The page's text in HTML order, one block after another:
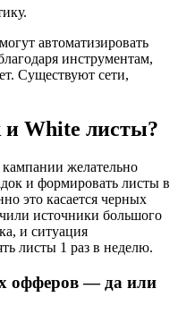
автоматизировать
инструментам,
Существуют сети,
и White листы?
желательно
и формировать листы в
это касается черных
источники большого
и ситуация
листы 1 раз в неделю.
офферов — да или